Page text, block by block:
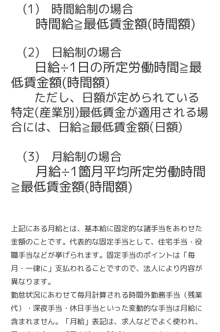
(1) 時間給制の場合
時間給≧最低賃金額(時間額)
(2) 日給制の場合
日給÷1日の所定労働時間≧最
低賃金額(時間額)
ただし、日額が定められている
特定(産業別)最低賃金が適用される場
合には、日給≧最低賃金額(日額)
(3) 月給制の場合
月給÷1箇月平均所定労働時間
≧最低賃金額(時間額)
上記にある月給とは、基本給に固定的な諸手当をあわせた
金額のことです。代表的な固定手当として、住宅手当・役
職手当などが挙げられます。固定手当のポイントは「毎
月・一律に」支払われることですので、法人により内容が
異なります。
勤怠状況にあわせて毎月計算される時間外勤務手当（残業
代）・深夜手当・休日手当といった変動的な手当は月給に
含まれません。「月給」表記は、求人などでよく使われ、